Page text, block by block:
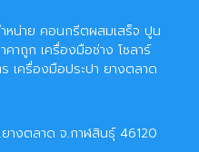
หน่าย คอนกรีตผสมเสร็จ ปูน
าถูก เครื่องมือช่าง โซลาร์
เครื่องมือประปา ยางตลาด
งตลาด จ.กาฬสินธุ์ 46120